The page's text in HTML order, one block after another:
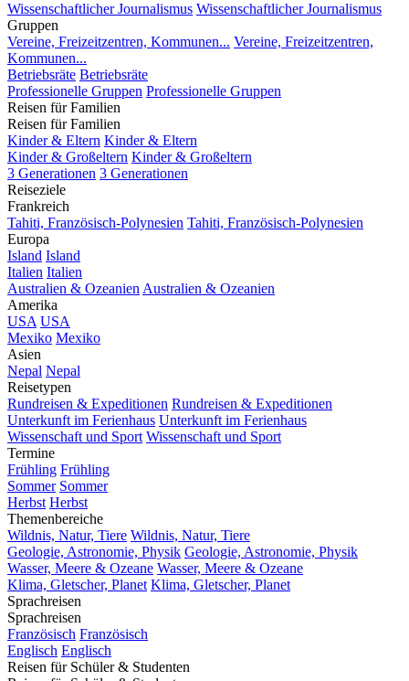
Wissenschaftlicher Journalismus Wissenschaftlicher Journalismus
Gruppen
Vereine, Freizeitzentren, Kommunen... Vereine, Freizeitzentren,
Kommunen...
Betriebsräte Betriebsräte
Professionelle Gruppen Professionelle Gruppen
Reisen für Familien
Reisen für Familien
Kinder & Eltern Kinder & Eltern
Kinder & Großeltern Kinder & Großeltern
3 Generationen 3 Generationen
Reiseziele
Frankreich
Tahiti, Französisch-Polynesien Tahiti, Französisch-Polynesien
Europa
Island Island
Italien Italien
Australien & Ozeanien Australien & Ozeanien
Amerika
USA USA
Mexiko Mexiko
Asien
Nepal Nepal
Reisetypen
Rundreisen & Expeditionen Rundreisen & Expeditionen
Unterkunft im Ferienhaus Unterkunft im Ferienhaus
Wissenschaft und Sport Wissenschaft und Sport
Termine
Frühling Frühling
Sommer Sommer
Herbst Herbst
Themenbereiche
Wildnis, Natur, Tiere Wildnis, Natur, Tiere
Geologie, Astronomie, Physik Geologie, Astronomie, Physik
Wasser, Meere & Ozeane Wasser, Meere & Ozeane
Klima, Gletscher, Planet Klima, Gletscher, Planet
Sprachreisen
Sprachreisen
Französisch Französisch
Englisch Englisch
Reisen für Schüler & Studenten